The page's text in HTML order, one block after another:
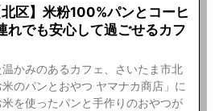
区】米粉100%パンとコーヒ
れでも安心して過ごせるカフ
かみのあるカフェ、さいたま市北
のパンとおやつ ヤマナカ商店」に
を使ったパンと手作りのおやつが